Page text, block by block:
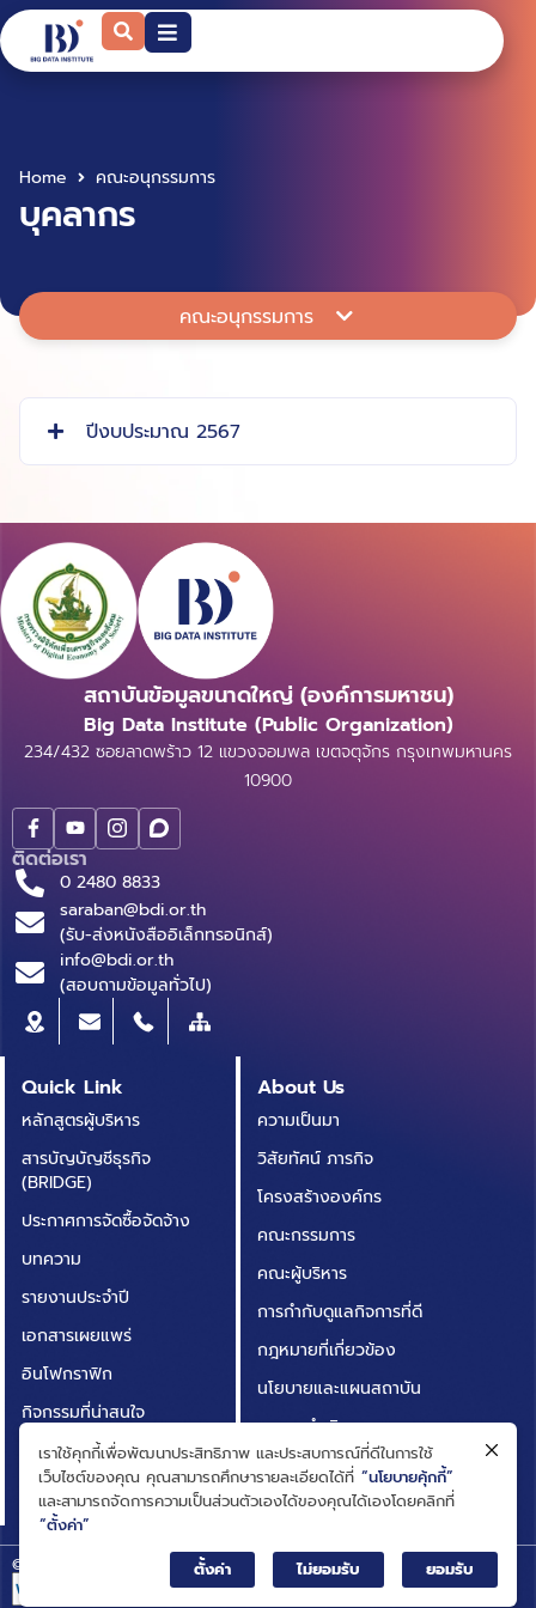
Home คณะอนุกรรมการ
บุคลากร
คณะอนุกรรมการ
ปีงบประมาณ 2567
สถาบันข้อมูลขนาดใหญ่ (องค์การมหาชน)
Big Data Institute (Public Organization)
234/432 ซอยลาดพร้าว 12 แขวงจอมพล เขตจตุจักร กรุงเทพมหานคร
10900
ติดต่อเรา
0 2480 8833
saraban@bdi.or.th
(รับ-ส่งหนังสืออิเล็กทรอนิกส์)
info@bdi.or.th
(สอบถามข้อมูลทั่วไป)
Quick Link
หลักสูตรผู้บริหาร
สารบัญบัญชีธุรกิจ
(BRIDGE)
ประกาศการจัดซื้อจัดจ้าง
บทความ
รายงานประจำปี
เอกสารเผยแพร่
อินโฟกราฟิก
กิจกรรมที่น่าสนใจ
ติดต่อเรา
คำถามที่พบบ่อย
About Us
ความเป็นมา
วิสัยทัศน์ ภารกิจ
โครงสร้างองค์กร
คณะกรรมการ
คณะผู้บริหาร
การกำกับดูแลกิจการที่ดี
กฎหมายที่เกี่ยวข้อง
นโยบายและแผนสถาบัน
ผลการดำเนินงาน
ความโปร่งใสในการดำเนิน
งาน (ITA)
© Big Data Institute | Privacy Notice
เราใช้คุกกี้เพื่อพัฒนาประสิทธิภาพ และประสบการณ์ที่ดีในการใช้
เว็บไซต์ของคุณ คุณสามารถศึกษารายละเอียดได้ที่ “นโยบายคุ้กกี้”
และสามารถจัดการความเป็นส่วนตัวเองได้ของคุณได้เองโดยคลิกที่
“ตั้งค่า”
ตั้งค่า
ไม่ยอมรับ ยอมรับ